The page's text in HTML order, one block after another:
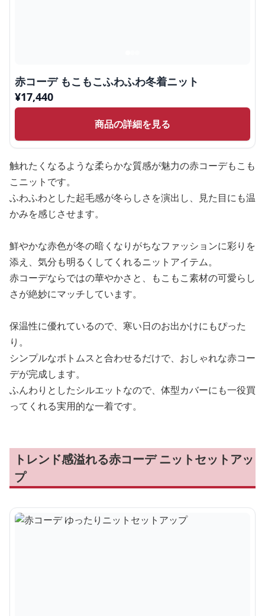
赤コーデ もこもこふわふわ冬着ニット
¥17,440
商品の詳細を見る
触れたくなるような柔らかな質感が魅力の赤コーデもこも
こニットです。
ふわふわとした起毛感が冬らしさを演出し、見た目にも温
かみを感じさせます。
鮮やかな赤色が冬の暗くなりがちなファッションに彩りを
添え、気分も明るくしてくれるニットアイテム。
赤コーデならではの華やかさと、もこもこ素材の可愛らし
さが絶妙にマッチしています。
保温性に優れているので、寒い日のお出かけにもぴった
り。
シンプルなボトムスと合わせるだけで、おしゃれな赤コー
デが完成します。
ふんわりとしたシルエットなので、体型カバーにも一役買
ってくれる実用的な一着です。
トレンド感溢れる赤コーデ ニットセットアッ
プ